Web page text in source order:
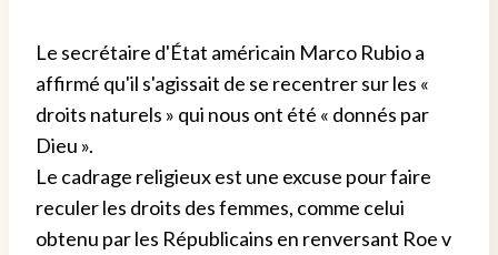
Le secrétaire d'État américain Marco Rubio a
affirmé qu'il s'agissait de se recentrer sur les «
droits naturels » qui nous ont été « donnés par
Dieu ».
Le cadrage religieux est une excuse pour faire
reculer les droits des femmes, comme celui
obtenu par les Républicains en renversant Roe v